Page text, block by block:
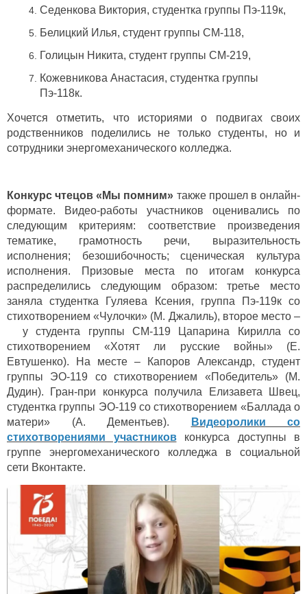
Седенкова Виктория, студентка группы Пэ-119к,
Белицкий Илья, студент группы СМ-118,
Голицын Никита, студент группы СМ-219,
Кожевникова Анастасия, студентка группы
Пэ-118к.
Хочется отметить, что историями о подвигах своих
родственников поделились не только студенты, но и
сотрудники энергомеханического колледжа.
Конкурс чтецов «Мы помним» также прошел в онлайн-
формате. Видео-работы участников оценивались по
следующим критериям: соответствие произведения
тематике, грамотность речи, выразительность
исполнения; безошибочность; сценическая культура
исполнения. Призовые места по итогам конкурса
распределились следующим образом: третье место
заняла студентка Гуляева Ксения, группа Пэ-119к со
стихотворением «Чулочки» (М. Джалиль), второе место –
у студента группы СМ-119 Цапарина Кирилла со
стихотворением «Хотят ли русские войны» (Е.
Евтушенко). На месте – Капоров Александр, студент
группы ЭО-119 со стихотворением «Победитель» (М.
Дудин). Гран-при конкурса получила Елизавета Швец,
студентка группы ЭО-119 со стихотворением «Баллада о
матери» (А. Дементьев).
Видеоролики со
стихотворениями участниковконкурса доступны в
группе энергомеханического колледжа в социальной
сети Вконтакте.